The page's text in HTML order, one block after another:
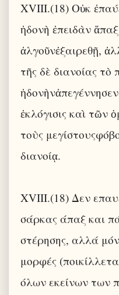
XVIII.(18) Οὐκ
ἡδονὴ ἐπειδὰν
ἀλγοῦνἐξαιρεθῇ,
τῆς δὲ διανοίας
ἐκλόγισις καὶ τῶν
τοὺς
διανοίᾳ.
XVIII.(18) Δεν
σάρκας άπαξ και
στέρησης, αλλά
μορφές
όλων εκείνων των